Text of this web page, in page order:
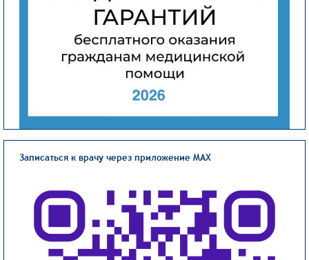
Записаться к врачу через приложение MAX